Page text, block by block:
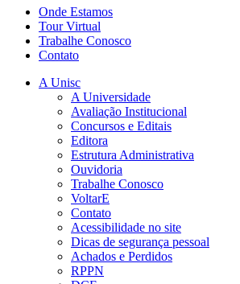
Onde Estamos
Tour Virtual
Trabalhe Conosco
Contato
A Unisc
A Universidade
Avaliação Institucional
Concursos e Editais
Editora
Estrutura Administrativa
Ouvidoria
Trabalhe Conosco
VoltarE
Contato
Acessibilidade no site
Dicas de segurança pessoal
Achados e Perdidos
RPPN